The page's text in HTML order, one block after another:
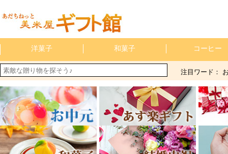
洋菓子 和菓子 コーヒー
注目ワード：